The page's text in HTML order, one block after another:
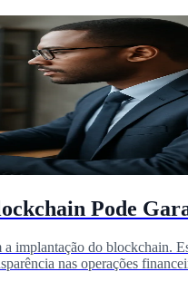
Pode
implantação do blockchain.
nas operações